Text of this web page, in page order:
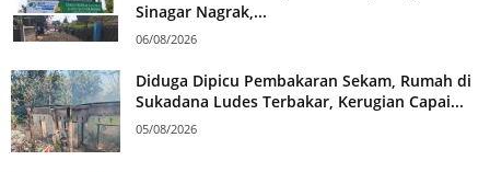
Sinagar Nagrak,...
06/08/2026
Diduga Dipicu Pembakaran Sekam, Rumah di
Sukadana Ludes Terbakar, Kerugian Capai...
05/08/2026